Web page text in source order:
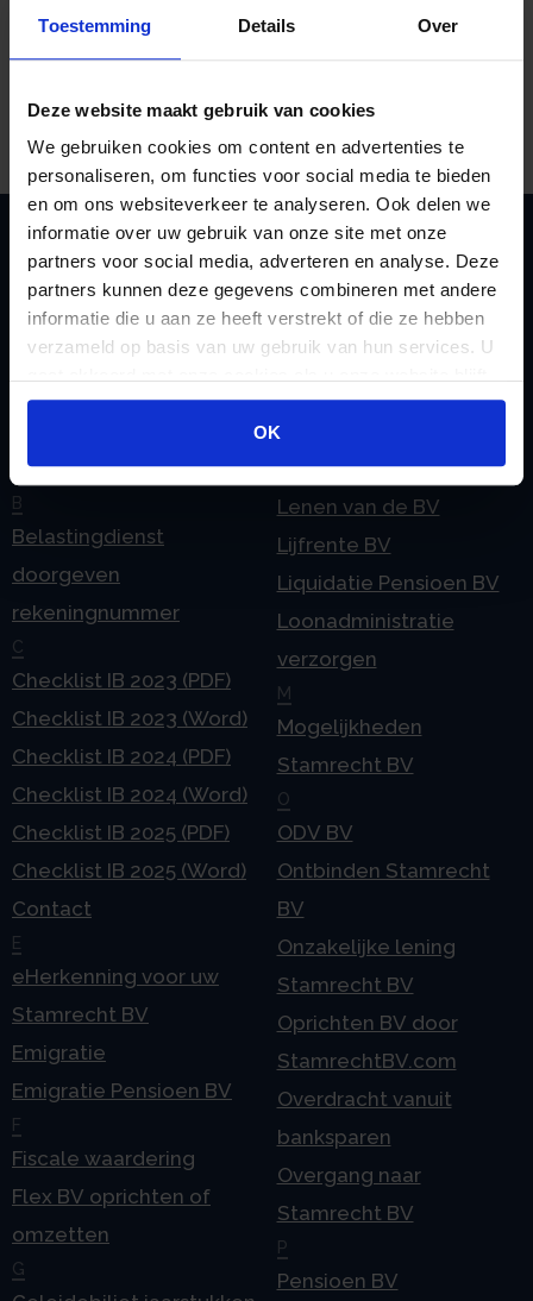
Toestemming Details Over
Deze website maakt gebruik van cookies
We gebruiken cookies om content en advertenties te
personaliseren, om functies voor social media te bieden
en om ons websiteverkeer te analyseren. Ook delen we
informatie over uw gebruik van onze site met onze
partners voor social media, adverteren en analyse. Deze
partners kunnen deze gegevens combineren met andere
informatie die u aan ze heeft verstrekt of die ze hebben
verzameld op basis van uw gebruik van hun services. U
gebruiken.
OK
deze aanvraag kan leiden tot een verzuimboete
voor het niet of te laat doen van aangifte.
Bron:Rechtbank Noord-Nederland | jurisprudentie |
Zoeken
Handige links
Afkoop Stamrecht
B
Belastingdienst
doorgeven
rekeningnummer
C
Checklist IB 2023 (PDF)
Checklist IB 2023 (Word)
Checklist IB 2024 (PDF)
Checklist IB 2024 (Word)
Checklist IB 2025 (PDF)
Checklist IB 2025 (Word)
Contact
E
eHerkenning voor uw
Stamrecht BV
Emigratie
Emigratie Pensioen BV
F
Fiscale waardering
Flex BV oprichten of
omzetten
G
Jaarstukken opstellen
L
Lenen van de BV
Lijfrente BV
Liquidatie Pensioen BV
Loonadministratie
verzorgen
M
Mogelijkheden
Stamrecht BV
O
ODV BV
Ontbinden Stamrecht
BV
Onzakelijke lening
Stamrecht BV
Oprichten BV door
StamrechtBV.com
Overdracht vanuit
banksparen
Overgang naar
Stamrecht BV
P
Pensioen BV